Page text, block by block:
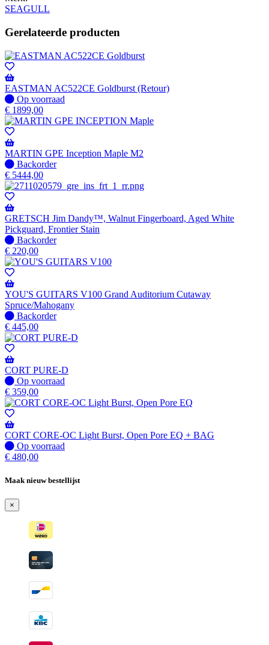
SEAGULL
Gerelateerde producten
EASTMAN AC522CE Goldburst (Retour)
Op
voorraad
Op voorraad
€ 1899,00
MARTIN GPE Inception Maple M2
Niet
op
voorraad
-
Wordt
verzonden
wanneer
beschikbaar
Backorder
€ 5444,00
GRETSCH Jim Dandy™, Walnut Fingerboard, Aged White
Pickguard, Frontier Stain
Niet
op
voorraad
-
Wordt
verzonden
wanneer
beschikbaar
Backorder
€ 220,00
YOU'S GUITARS V100 Grand Auditorium Cutaway
Spruce/Mahogany
Niet
op
voorraad
-
Wordt
verzonden
wanneer
beschikbaar
Backorder
€ 445,00
CORT PURE-D
Op
voorraad
Op voorraad
€ 359,00
CORT CORE-OC Light Burst, Open Pore EQ + BAG
Op
voorraad
Op voorraad
€ 480,00
Maak nieuw bestellijst
×